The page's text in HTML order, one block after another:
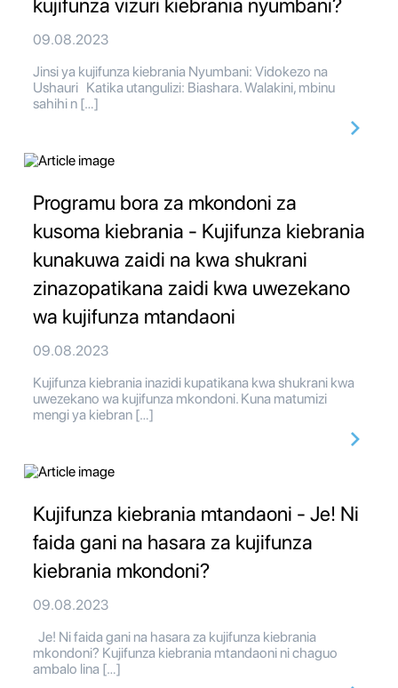
kujifunza vizuri kiebrania nyumbani?
09.08.2023
Jinsi ya kujifunza kiebrania Nyumbani: Vidokezo na
Ushauri Katika utangulizi: Biashara. Walakini, mbinu
sahihi n […]
Programu bora za mkondoni za
kusoma kiebrania - Kujifunza kiebrania
kunakuwa zaidi na kwa shukrani
zinazopatikana zaidi kwa uwezekano
wa kujifunza mtandaoni
09.08.2023
Kujifunza kiebrania inazidi kupatikana kwa shukrani kwa
uwezekano wa kujifunza mkondoni. Kuna matumizi
mengi ya kiebran […]
Kujifunza kiebrania mtandaoni - Je! Ni
faida gani na hasara za kujifunza
kiebrania mkondoni?
09.08.2023
Je! Ni faida gani na hasara za kujifunza kiebrania
mkondoni? Kujifunza kiebrania mtandaoni ni chaguo
ambalo lina […]